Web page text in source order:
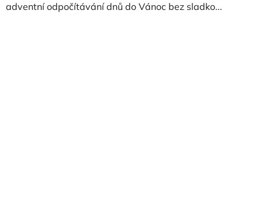
adventní odpočítávání dnů do Vánoc bez sladko...